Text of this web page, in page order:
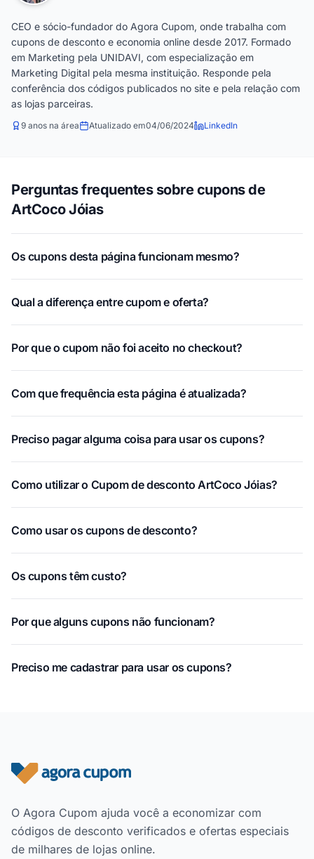
CEO e sócio-fundador do Agora Cupom, onde trabalha com
cupons de desconto e economia online desde 2017. Formado
em Marketing pela UNIDAVI, com especialização em
Marketing Digital pela mesma instituição. Responde pela
conferência dos códigos publicados no site e pela relação com
as lojas parceiras.
9 anos na área Atualizado em04/06/2024 LinkedIn
Perguntas frequentes sobre cupons de
ArtCoco Jóias
Os cupons desta página funcionam mesmo?
Qual a diferença entre cupom e oferta?
Por que o cupom não foi aceito no checkout?
Com que frequência esta página é atualizada?
Preciso pagar alguma coisa para usar os cupons?
Como utilizar o Cupom de desconto ArtCoco Jóias?
Como usar os cupons de desconto?
Os cupons têm custo?
Por que alguns cupons não funcionam?
Preciso me cadastrar para usar os cupons?
Rodapé do site
O Agora Cupom ajuda você a economizar com
códigos de desconto verificados e ofertas especiais
de milhares de lojas online.